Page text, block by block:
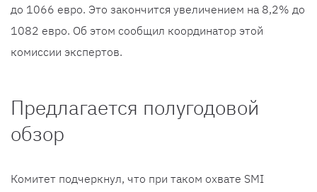
до 1066 евро. Это закончится увеличением на 8,2% до
1082 евро. Об этом сообщил координатор этой
комиссии экспертов.
Предлагается полугодовой
обзор
Комитет подчеркнул, что при таком охвате SMI